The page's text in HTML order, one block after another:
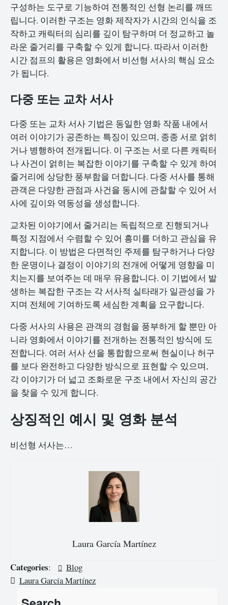
구성하는 도구로 기능하여 전통적인 선형 논리를 깨뜨
립니다. 이러한 구조는 영화 제작자가 시간의 인식을 조
작하고 캐릭터의 심리를 깊이 탐구하며 더 정교하고 놀
라운 줄거리를 구축할 수 있게 합니다. 따라서 이러한
시간 점프의 활용은 영화에서 비선형 서사의 핵심 요소
가 됩니다.
다중 또는 교차 서사
다중 또는 교차 서사 기법은 동일한 영화 작품 내에서
여러 이야기가 공존하는 특징이 있으며, 종종 서로 얽히
거나 병행하여 전개됩니다. 이 구조는 서로 다른 캐릭터
나 사건이 얽히는 복잡한 이야기를 구축할 수 있게 하여
줄거리에 상당한 풍부함을 더합니다. 다중 서사를 통해
관객은 다양한 관점과 사건을 동시에 관찰할 수 있어 서
사에 깊이와 역동성을 생성합니다.
교차된 이야기에서 줄거리는 독립적으로 진행되거나
특정 지점에서 수렴할 수 있어 흥미를 더하고 관심을 유
지합니다. 이 방법은 다면적인 주제를 탐구하거나 다양
한 운명이나 결정이 이야기의 전개에 어떻게 영향을 미
치는지를 보여주는 데 매우 유용합니다. 이 기법에서 발
생하는 복잡한 구조는 각 서사적 실타래가 일관성을 가
지며 전체에 기여하도록 세심한 계획을 요구합니다.
다중 서사의 사용은 관객의 경험을 풍부하게 할 뿐만 아
니라 영화에서 이야기를 전개하는 전통적인 방식에 도
전합니다. 여러 서사 선을 통합함으로써 현실이나 허구
를 보다 완전하고 다양한 방식으로 표현할 수 있으며,
각 이야기가 더 넓고 조화로운 구조 내에서 자신의 공간
을 찾을 수 있게 합니다.
상징적인 예시 및 영화 분석
비선형 서사는…
Laura García Martínez
Categories:
Blog
Laura García Martínez